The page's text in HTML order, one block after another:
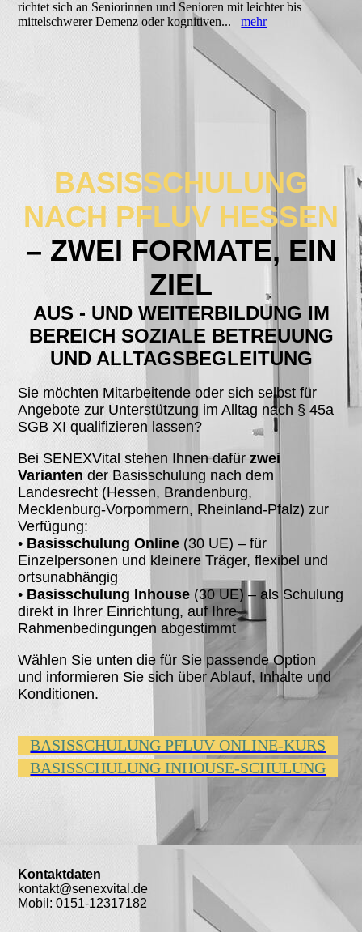
richtet sich an Seniorinnen und Senioren mit leichter bis
mittelschwerer Demenz oder kognitiven...mehr
BASISSCHULUNG
NACH PFLUV HESSEN
– ZWEI FORMATE, EIN
ZIEL
AUS - UND WEITERBILDUNG IM
BEREICH SOZIALE BETREUUNG
UND ALLTAGSBEGLEITUNG
Sie möchten Mitarbeitende oder sich selbst für
Angebote zur Unterstützung im Alltag nach § 45a
SGB XI qualifizieren lassen?
Bei SENEXVital stehen Ihnen dafürzwei
Variantender Basisschulung nach dem
Landesrecht (Hessen, Brandenburg,
Mecklenburg‑Vorpommern, Rheinland‑Pfalz) zur
Verfügung:
• Basisschulung Online (30 UE) – für
Einzelpersonen und kleinere Träger, flexibel und
ortsunabhängig
• Basisschulung Inhouse (30 UE) – als Schulung
direkt in Ihrer Einrichtung, auf Ihre
Rahmenbedingungen abgestimmt
Wählen Sie unten die für Sie passende Option
und informieren Sie sich über Ablauf, Inhalte und
Konditionen.
BASISSCHULUNG PFLUV ONLINE-KURS
BASISSCHULUNG INHOUSE-SCHULUNG
Kontaktdaten
kontakt@senexvital.de
Mobil: 0151-12317182